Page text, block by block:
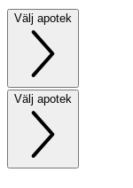
Välj apotek
Välj apotek